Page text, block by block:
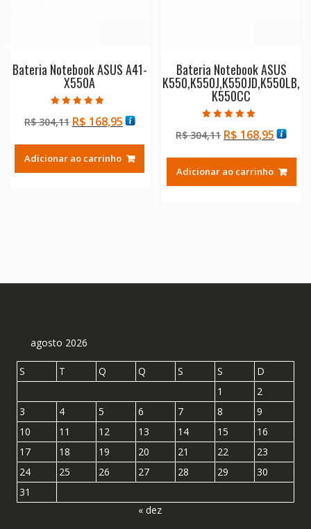
Bateria Notebook ASUS A41-
X550A
5.00
de 5
R$304,11 O
original
era:
R$ 168,95O
atual
é:
Adicionar ao carrinho
Bateria Notebook ASUS
K550,K550J,K550JD,K550LB,
K550CC
5.00
de 5
R$304,11 O
original
era:
R$ 168,95O
atual
é:
Adicionar ao carrinho
agosto 2026
S T Q Q S S
D
1
2
3
4 5 6 7 8
9
10
11 12 13 14 15
16
17
18 19 20 21 22
23
24
25 26 27 28 29
30
31
« dez